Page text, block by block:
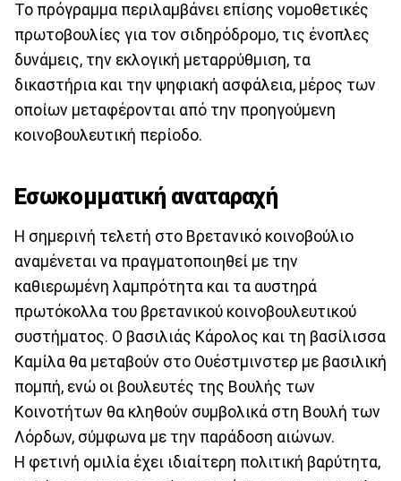
Το πρόγραμμα περιλαμβάνει επίσης νομοθετικές
πρωτοβουλίες για τον σιδηρόδρομο, τις ένοπλες
δυνάμεις, την εκλογική μεταρρύθμιση, τα
δικαστήρια και την ψηφιακή ασφάλεια, μέρος των
οποίων μεταφέρονται από την προηγούμενη
κοινοβουλευτική περίοδο.
Εσωκομματική αναταραχή
Η σημερινή τελετή στο Βρετανικό κοινοβούλιο
αναμένεται να πραγματοποιηθεί με την
καθιερωμένη λαμπρότητα και τα αυστηρά
πρωτόκολλα του βρετανικού κοινοβουλευτικού
συστήματος. Ο βασιλιάς Κάρολος και τη βασίλισσα
Καμίλα θα μεταβούν στο Ουέστμινστερ με βασιλική
πομπή, ενώ οι βουλευτές της Βουλής των
Κοινοτήτων θα κληθούν συμβολικά στη Βουλή των
Λόρδων, σύμφωνα με την παράδοση αιώνων.
Η φετινή ομιλία έχει ιδιαίτερη πολιτική βαρύτητα,